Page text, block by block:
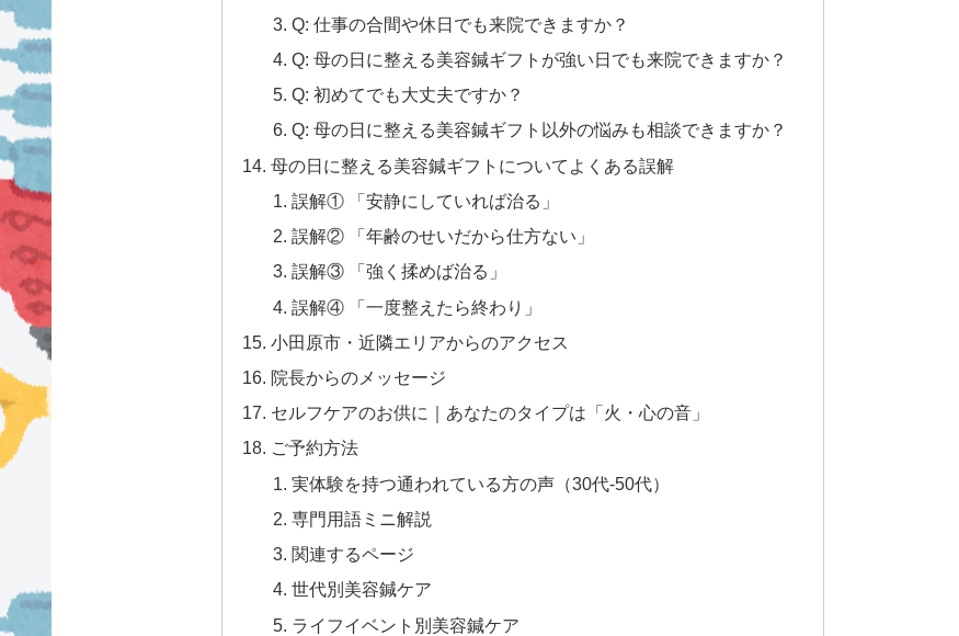
Q: 仕事の合間や休日でも来院できますか？
Q: 母の日に整える美容鍼ギフトが強い日でも来院できますか？
Q: 初めてでも大丈夫ですか？
Q: 母の日に整える美容鍼ギフト以外の悩みも相談できますか？
母の日に整える美容鍼ギフトについてよくある誤解
誤解① 「安静にしていれば治る」
誤解② 「年齢のせいだから仕方ない」
誤解③ 「強く揉めば治る」
誤解④ 「一度整えたら終わり」
小田原市・近隣エリアからのアクセス
院長からのメッセージ
セルフケアのお供に｜あなたのタイプは「火・心の音」
ご予約方法
実体験を持つ通われている方の声（30代-50代）
専門用語ミニ解説
関連するページ
世代別美容鍼ケア
ライフイベント別美容鍼ケア